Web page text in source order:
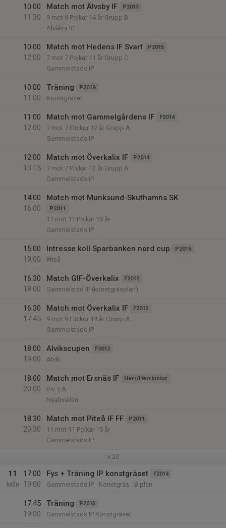
10:00
11:30
Match mot Älvsby IF P2013
9 mot 9 Pojkar 14 år Grupp B
Älvåkra IP
10:00
12:00
Match mot Hedens IF Svart P2015
7 mot 7 Pojkar 11 år Grupp C
Gammelstads IP
10:00
11:00
Träning P2019
Konstgräset
11:00
12:00
Match mot Gammelgårdens IF F2014
7 mot 7 Flickor 12 år Grupp A
Gammelstads IP
12:00
13:15
Match mot Överkalix IF P2014
7 mot 7 Pojkar 12 år Grupp A
Gammelstads IP
14:00
16:00
Match mot Munksund-Skuthamns SK
P2011
11 mot 11 Pojkar 15 år
Gammelstads IP
15:00
19:00
Intresse koll Sparbanken nord cup P2016
Piteå
16:30
18:00
Match GIF-Överkalix F2012
Gammelstad IP (konstgräsplan)
16:30
17:45
Match mot Överkalix IF F2012
9 mot 9 Flickor 14 år Grupp A
Gammelstads IP
18:00
19:00
Alvikscupen F2013
Alvik
18:00
20:00
Match mot Ersnäs IF Herr/Herrjunior
Div.5 A
Nyabvallen
18:30
20:30
Match mot Piteå IF FF P2011
11 mot 11 Pojkar 15 år
Gammelstads IP
v.20
11
Mån
17:00
19:00
Fys + Träning IP konstgräset F2014
Gammelstads IP - Konstgräs - B plan
17:45
19:00
Träning P2015
Gammelstads IP Konstgräset